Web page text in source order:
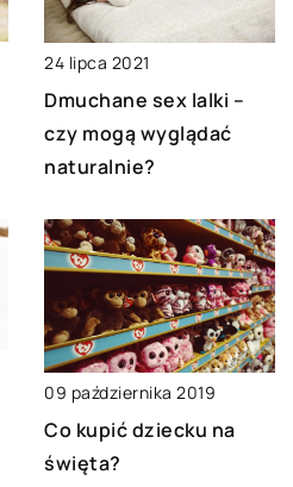
24 lipca 2021
Dmuchane sex lalki –
czy mogą wyglądać
naturalnie?
09 października 2019
Co kupić dziecku na
święta?